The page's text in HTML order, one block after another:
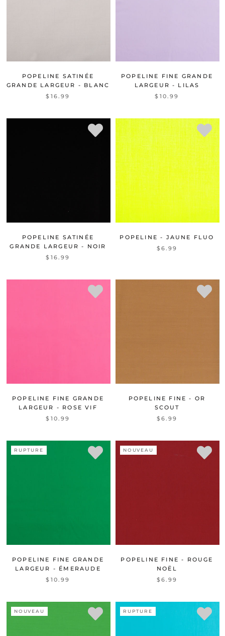
POPELINE SATINÉE
GRANDE LARGEUR - BLANC
$16.99
POPELINE FINE GRANDE
LARGEUR - LILAS
$10.99
POPELINE SATINÉE
GRANDE LARGEUR - NOIR
$16.99
POPELINE - JAUNE FLUO
$6.99
POPELINE FINE GRANDE
LARGEUR - ROSE VIF
$10.99
POPELINE FINE - OR
SCOUT
$6.99
RUPTURE
POPELINE FINE GRANDE
LARGEUR - ÉMERAUDE
$10.99
NOUVEAU
POPELINE FINE - ROUGE
NOËL
$6.99
NOUVEAU RUPTURE